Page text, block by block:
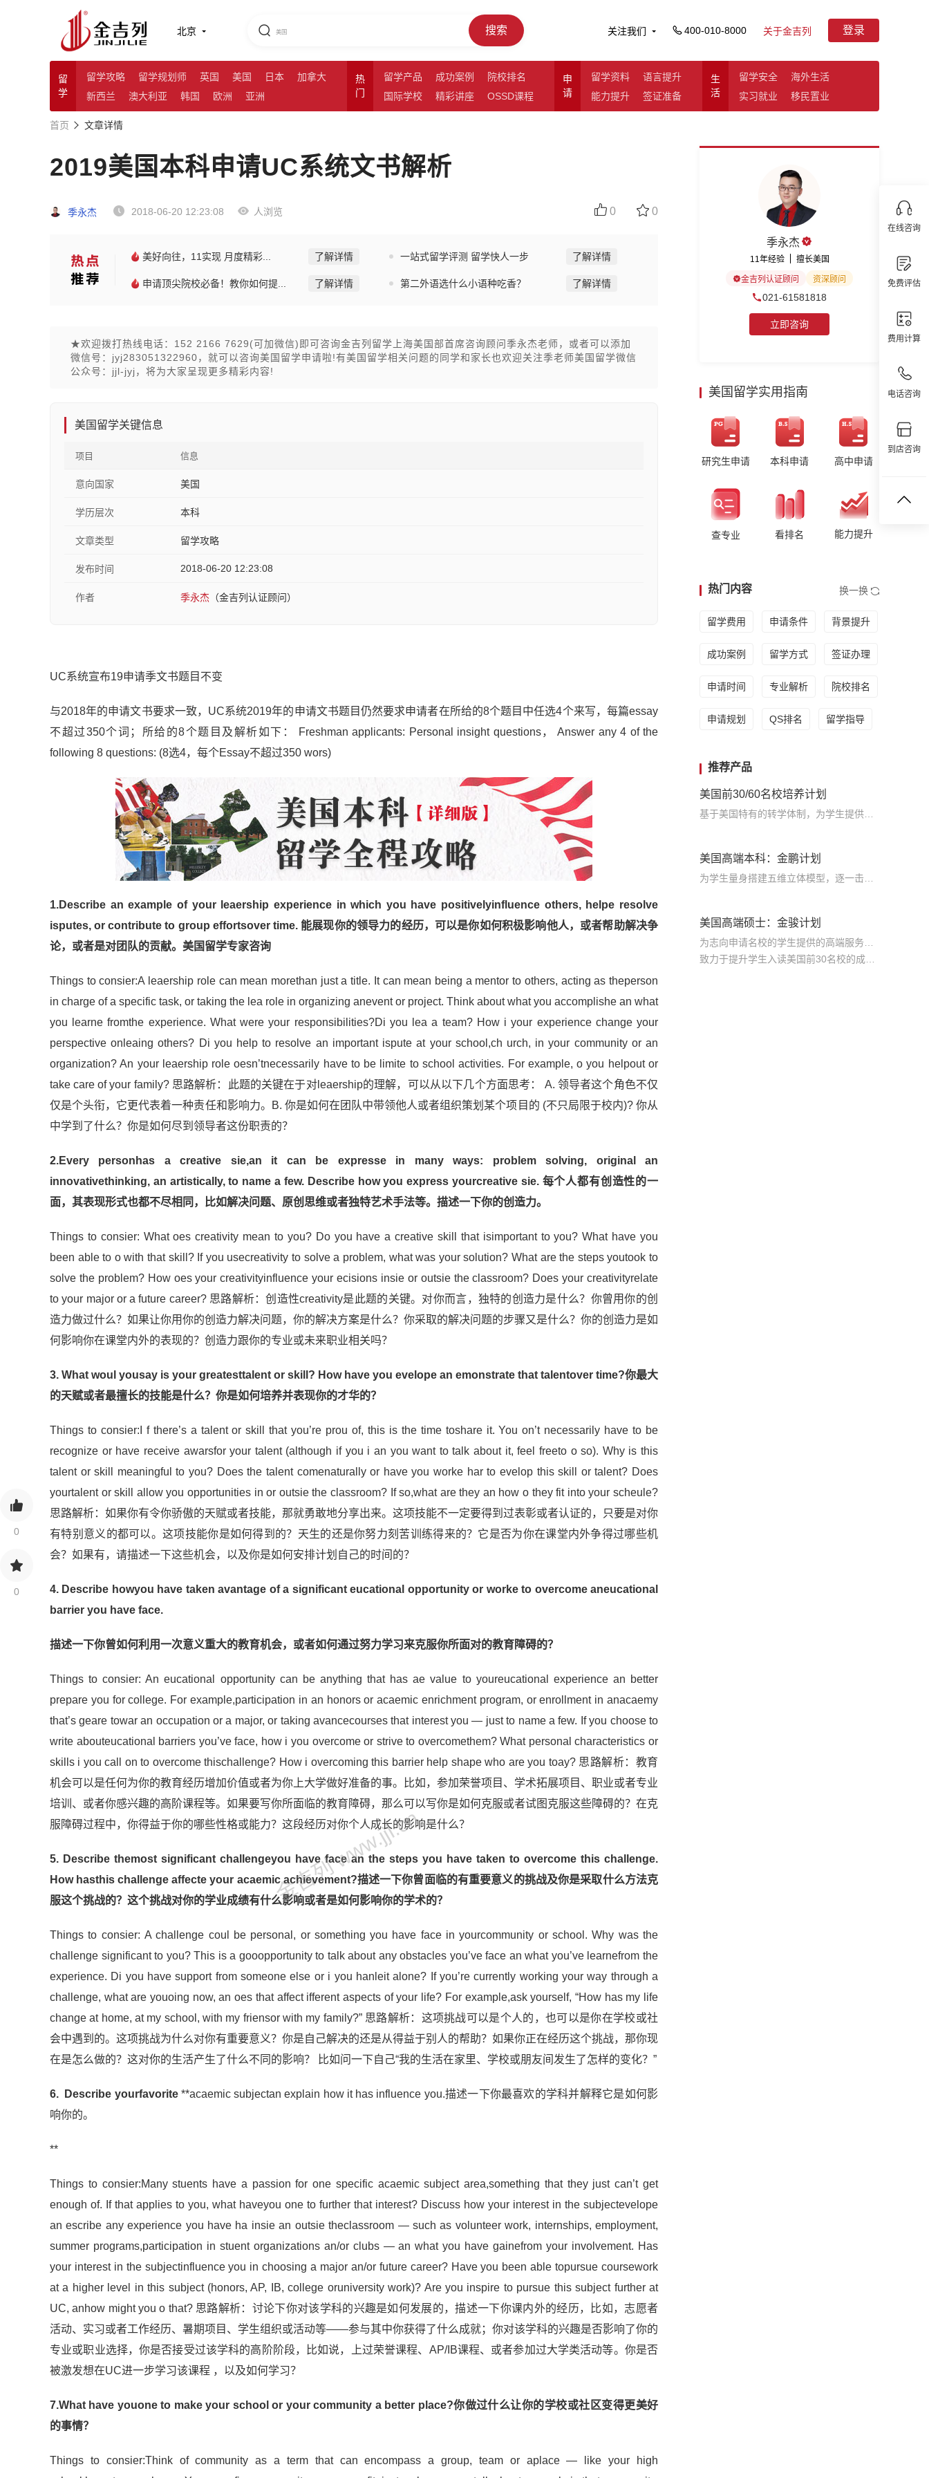
北京 搜索 关注我们 400-010-8000 关于金吉列 登录
留
学
留学攻略 留学规划师 英国 美国 日本
加拿大
新西兰
澳大利亚 韩国 欧洲 亚洲
热
门
留学产品 成功案例
院校排名
国际学校
精彩讲座 OSSD课程
申
请
留学资料
语言提升
能力提升
签证准备
生
活
留学安全
海外生活
实习就业
移民置业
在线咨询
免费评估
费用计算
电话咨询
到店咨询
0
0
首页 文章详情
2019美国本科申请UC系统文书解析
季永杰 2018-06-20 12:23:08 人浏览 0 0
美好向往，11实现 月度精彩... 了解详情 一站式留学评测 留学快人一步 了解详情
申请顶尖院校必备！教你如何提... 了解详情 第二外语选什么小语种吃香？ 了解详情
★欢迎拨打热线电话：152 2166 7629(可加微信)即可咨询金吉列留学上海美国部首席咨询顾问季永杰老师，或者可以添加
微信号：jyj283051322960，就可以咨询美国留学申请啦!有美国留学相关问题的同学和家长也欢迎关注季老师美国留学微信
公众号：jjl-jyj，将为大家呈现更多精彩内容!
美国留学关键信息
项目 信息
意向国家 美国
学历层次 本科
文章类型 留学攻略
发布时间 2018-06-20 12:23:08
作者 季永杰 （金吉列认证顾问）
UC系统宣布19申请季文书题目不变
与2018年的申请文书要求一致，UC系统2019年的申请文书题目仍然要求申请者在所给的8个题目中任选4个来写，每篇essay
不超过350个词；所给的8个题目及解析如下： Freshman applicants: Personal insight questions， Answer any 4 of the
following 8 questions: (8选4，每个Essay不超过350 wors)
1.Describe an example of your leaership experience in which you have positivelyinfluence others, helpe resolve
isputes, or contribute to group effortsover time. 能展现你的领导力的经历，可以是你如何积极影响他人，或者帮助解决争
论，或者是对团队的贡献。 美国留学专家咨询
Things to consier:A leaership role can mean morethan just a title. It can mean being a mentor to others, acting as theperson
in charge of a specific task, or taking the lea role in organizing anevent or project. Think about what you accomplishe an what
you learne fromthe experience. What were your responsibilities?Di you lea a team? How i your experience change your
perspective onleaing others? Di you help to resolve an important ispute at your school,ch urch, in your community or an
organization? An your leaership role oesn’tnecessarily have to be limite to school activities. For example, o you helpout or
take care of your family? 思路解析：此题的关键在于对leaership的理解，可以从以下几个方面思考： A. 领导者这个角色不仅
仅是个头衔，它更代表着一种责任和影响力。B. 你是如何在团队中带领他人或者组织策划某个项目的 (不只局限于校内)? 你从
中学到了什么？你是如何尽到领导者这份职责的？
2.Every personhas a creative sie,an it can be expresse in many ways: problem solving, original an
innovativethinking, an artistically, to name a few. Describe how you express yourcreative sie. 每个人都有创造性的一
面，其表现形式也都不尽相同，比如解决问题、原创思维或者独特艺术手法等。描述一下你的创造力。
Things to consier: What oes creativity mean to you? Do you have a creative skill that isimportant to you? What have you
been able to o with that skill? If you usecreativity to solve a problem, what was your solution? What are the steps youtook to
solve the problem? How oes your creativityinfluence your ecisions insie or outsie the classroom? Does your creativityrelate
to your major or a future career? 思路解析：创造性creativity是此题的关键。对你而言，独特的创造力是什么？你曾用你的创
造力做过什么？如果让你用你的创造力解决问题，你的解决方案是什么？你采取的解决问题的步骤又是什么？你的创造力是如
何影响你在课堂内外的表现的？创造力跟你的专业或未来职业相关吗？
3. What woul yousay is your greatesttalent or skill? How have you evelope an emonstrate that talentover time?你最大
的天赋或者最擅长的技能是什么？你是如何培养并表现你的才华的？
Things to consier:I f there’s a talent or skill that you’re prou of, this is the time toshare it. You on’t necessarily have to be
recognize or have receive awarsfor your talent (although if you i an you want to talk about it, feel freeto o so). Why is this
talent or skill meaningful to you? Does the talent comenaturally or have you worke har to evelop this skill or talent? Does
yourtalent or skill allow you opportunities in or outsie the classroom? If so,what are they an how o they fit into your scheule?
思路解析：如果你有令你骄傲的天赋或者技能，那就勇敢地分享出来。这项技能不一定要得到过表彰或者认证的，只要是对你
有特别意义的都可以。这项技能你是如何得到的？天生的还是你努力刻苦训练得来的？它是否为你在课堂内外争得过哪些机
会？如果有，请描述一下这些机会，以及你是如何安排计划自己的时间的？
4. Describe howyou have taken avantage of a significant eucational opportunity or worke to overcome aneucational
barrier you have face.
描述一下你曾如何利用一次意义重大的教育机会，或者如何通过努力学习来克服你所面对的教育障碍的？
Things to consier: An eucational opportunity can be anything that has ae value to youreucational experience an better
prepare you for college. For example,participation in an honors or acaemic enrichment program, or enrollment in anacaemy
that’s geare towar an occupation or a major, or taking avancecourses that interest you — just to name a few. If you choose to
write abouteucational barriers you’ve face, how i you overcome or strive to overcomethem? What personal characteristics or
skills i you call on to overcome thischallenge? How i overcoming this barrier help shape who are you toay? 思路解析：教育
机会可以是任何为你的教育经历增加价值或者为你上大学做好准备的事。比如，参加荣誉项目、学术拓展项目、职业或者专业
培训、或者你感兴趣的高阶课程等。如果要写你所面临的教育障碍，那么可以写你是如何克服或者试图克服这些障碍的？在克
服障碍过程中，你得益于你的哪些性格或能力？这段经历对你个人成长的影响是什么？
5. Describe themost significant challengeyou have face an the steps you have taken to overcome this challenge.
How hasthis challenge affecte your acaemic achievement?描述一下你曾面临的有重要意义的挑战及你是采取什么方法克
服这个挑战的？这个挑战对你的学业成绩有什么影响或者是如何影响你的学术的？
Things to consier: A challenge coul be personal, or something you have face in yourcommunity or school. Why was the
challenge significant to you? This is a gooopportunity to talk about any obstacles you’ve face an what you’ve learnefrom the
experience. Di you have support from someone else or i you hanleit alone? If you’re currently working your way through a
challenge, what are youoing now, an oes that affect ifferent aspects of your life? For example,ask yourself, “How has my life
change at home, at my school, with my friensor with my family?” 思路解析：这项挑战可以是个人的，也可以是你在学校或社
会中遇到的。这项挑战为什么对你有重要意义？你是自己解决的还是从得益于别人的帮助？如果你正在经历这个挑战，那你现
在是怎么做的？这对你的生活产生了什么不同的影响？ 比如问一下自己“我的生活在家里、学校或朋友间发生了怎样的变化？”
6. Describe yourfavorite**acaemic subjectan explain how it has influence you.描述一下你最喜欢的学科并解释它是如何影
响你的。
**
Things to consier:Many stuents have a passion for one specific acaemic subject area,something that they just can’t get
enough of. If that applies to you, what haveyou one to further that interest? Discuss how your interest in the subjectevelope
an escribe any experience you have ha insie an outsie theclassroom — such as volunteer work, internships, employment,
summer programs,participation in stuent organizations an/or clubs — an what you have gainefrom your involvement. Has
your interest in the subjectinfluence you in choosing a major an/or future career? Have you been able topursue coursework
at a higher level in this subject (honors, AP, IB, college oruniversity work)? Are you inspire to pursue this subject further at
UC, anhow might you o that? 思路解析：讨论下你对该学科的兴趣是如何发展的，描述一下你课内外的经历，比如，志愿者
活动、实习或者工作经历、暑期项目、学生组织或活动等——参与其中你获得了什么成就；你对该学科的兴趣是否影响了你的
专业或职业选择，你是否接受过该学科的高阶阶段，比如说，上过荣誉课程、AP/IB课程、或者参加过大学类活动等。你是否
被激发想在UC进一步学习该课程 ，以及如何学习？
7.What have youone to make your school or your community a better place?你做过什么让你的学校或社区变得更美好
的事情？
Things to consier:Think of community as a term that can encompass a group, team or aplace — like your high
金吉列 www.jjl.cn
季永杰
11年经验 擅长美国
金吉列认证顾问 资深顾问
021-61581818
立即咨询
美国留学实用指南
研究生申请 本科申请 高中申请
查专业 看排名 能力提升
热门内容 换一换
留学费用 申请条件 背景提升
成功案例 留学方式 签证办理
申请时间 专业解析 院校排名
申请规划 QS排名 留学指导
推荐产品
美国前30/60名校培养计划
美国高端本科：金鹏计划
美国高端硕士：金骏计划